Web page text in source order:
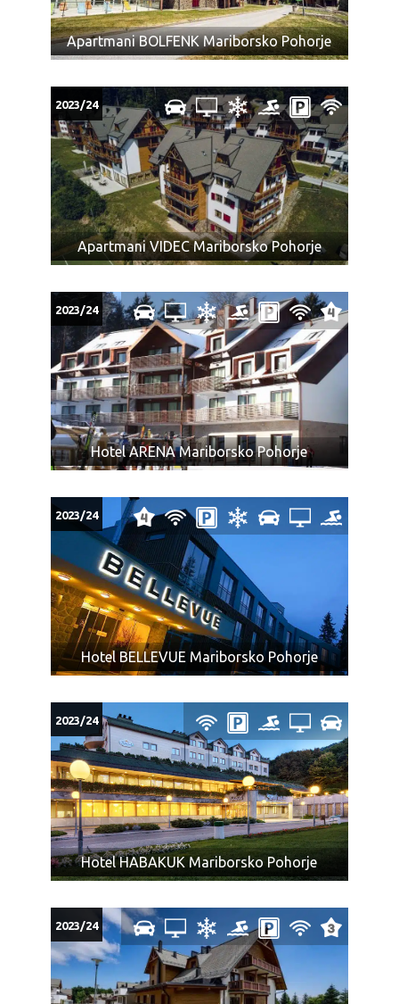
Apartmani BOLFENK Mariborsko Pohorje
Apartmani VIDEC Mariborsko Pohorje
2023/24
Hotel ARENA Mariborsko Pohorje
2023/24
Hotel BELLEVUE Mariborsko Pohorje
2023/24
Hotel HABAKUK Mariborsko Pohorje
2023/24
2023/24